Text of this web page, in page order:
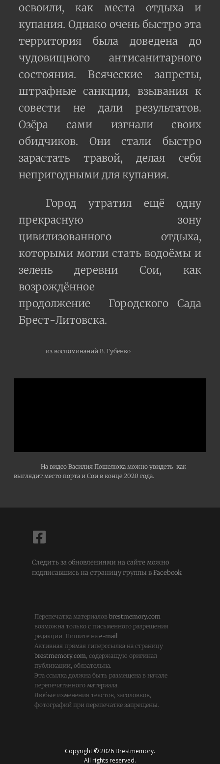
освоили, как места отдыха и
купания. Однако очень быстро эта
территория была доведена до
чудовищного антисанитарного
состояния. Всяческие запреты,
штрафные санкции, взывания к
совести не дали результатов.
Озёра сами изгнали своих
обидчиков. Они стали быстро
зарастать травой, делая себя
непригодными для купания.
Город утратил ещё одну
прекрасную зону
цивилизованного отдыха,
которыми могли стать водоёмы и
зелень деревни Сои, как
возрождённое
продолжение Городского Сада
Брест-Литовска.
из воспоминаний В. Губенко
На видео Василия Пошелюка можно увидеть как
выглядит место порта и Сои в конце 2020 года.
Следить за обновлениями на сайте можно
подписавшись на страницу группы вFacebook
Перепечатка материалов brestmemory.com
возможна только с письменного разрешения
редакции. Пишите на e-mail
Активная прямая гиперссылка на страницу
brestmemory.com, содержащую оригинал
публикации, обязательна.
Эта ссылка должна быть размещена в начале
перепечатанного материала.
Любые изменения текстов, заголовков,
фотографий при перепечатке запрещены.
Copyright © 2026 Brestmemory.
All rights reserved.